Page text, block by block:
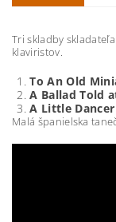
Tri skladby
klaviristov.
To An Old
A Ballad Told
A Little
Malá španielska